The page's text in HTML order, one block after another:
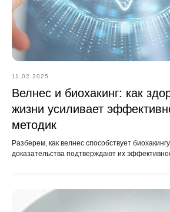
11.02.2025
Велнес и биохакинг: как
жизни усиливает
методик
Разберем, как велнес способствует
доказательства подтверждают их